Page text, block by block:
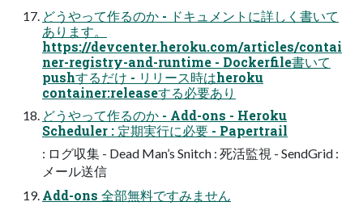
どうやって作るのか - ドキュメントに詳しく書いて
あります。
https://devcenter.heroku.com/articles/contai
ner-registry-and-runtime - Dockerfile書いて
pushするだけ - リリース時はheroku
container:releaseする必要あり
どうやって作るのか - Add-ons - Heroku
Scheduler : 定期実行に必要 - Papertrail
: ログ収集 - Dead Man’s Snitch : 死活監視 - SendGrid :
メール送信
Add-ons 全部無料ですみません